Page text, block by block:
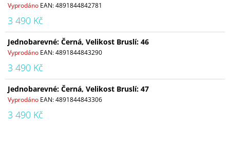
Vyprodáno EAN:4891844842781
3 490 Kč
Jednobarevné: Černá, Velikost Bruslí: 46
Vyprodáno EAN:4891844843290
3 490 Kč
Jednobarevné: Černá, Velikost Bruslí: 47
Vyprodáno EAN:4891844843306
3 490 Kč